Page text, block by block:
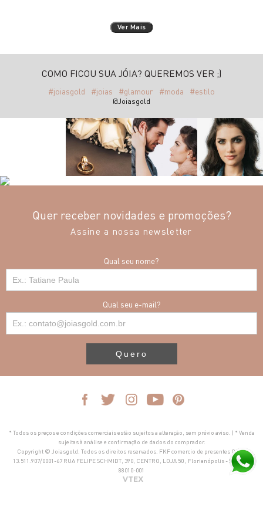
Ver Mais
COMO FICOU SUA JÓIA? QUEREMOS VER ;)
#joiasgold #joias #glamour #moda #estilo
@Joiasgold
Quer receber novidades e promoções?
Assine a nossa newsletter
Qual seu nome?
Qual seu e-mail?
Quero
* Todos os preços e condições comerciais estão sujeitos a alteração, sem prévio aviso. | * Venda
sujeitas à análise e confirmação de dados do comprador.
Copyright © Joiasgold. Todos os direitos reservados. FKF comercio de presentes CNPJ
13.511.907/0001-67 RUA FELIPE SCHMIDT, 390, CENTRO, LOJA 50 , Florianópolis - SC, CEP
88010-001
VTEX